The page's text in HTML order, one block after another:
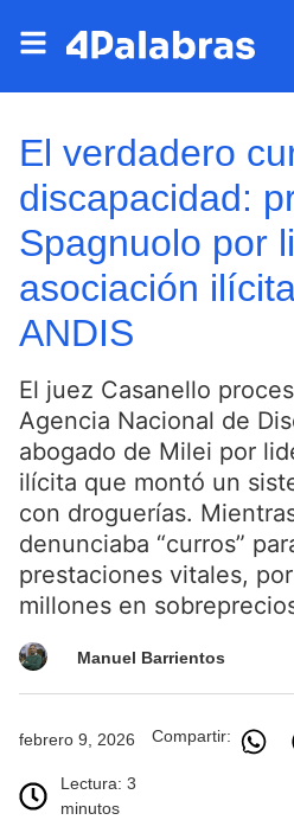
El verdadero
discapacidad:
Spagnuolo por
asociación
ANDIS
El juez Casanello
Agencia Nacional de
abogado de Milei por
ilícita que montó un
con droguerías.
denunciaba “curros”
prestaciones vitales,
millones en
Manuel Barrientos
febrero 9, 2026
Lectura: 3
minutos
Compartir: